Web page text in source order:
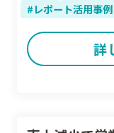
レポート活用事例
詳